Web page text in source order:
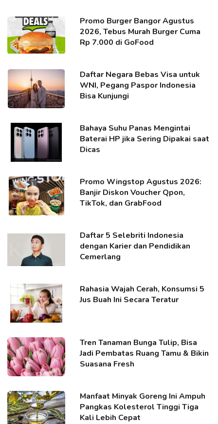
Promo Burger Bangor Agustus
2026, Tebus Murah Burger Cuma
Rp 7.000 di GoFood
Daftar Negara Bebas Visa untuk
WNI, Pegang Paspor Indonesia
Bisa Kunjungi
Bahaya Suhu Panas Mengintai
Baterai HP jika Sering Dipakai saat
Dicas
Promo Wingstop Agustus 2026:
Banjir Diskon Voucher Qpon,
TikTok, dan GrabFood
Daftar 5 Selebriti Indonesia
dengan Karier dan Pendidikan
Cemerlang
Rahasia Wajah Cerah, Konsumsi 5
Jus Buah Ini Secara Teratur
Tren Tanaman Bunga Tulip, Bisa
Jadi Pembatas Ruang Tamu & Bikin
Suasana Fresh
Manfaat Minyak Goreng Ini Ampuh
Pangkas Kolesterol Tinggi Tiga
Kali Lebih Cepat